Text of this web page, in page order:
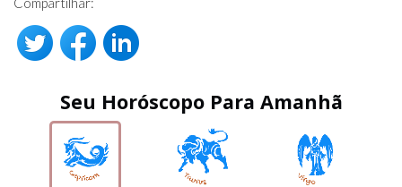
Seu Horóscopo Para Amanhã